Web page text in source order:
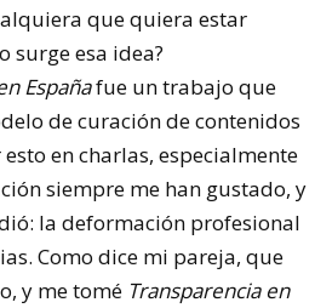
que quiera estar
surge esa idea?
Españafue un trabajo que
de curación de contenidos
en charlas, especialmente
siempre me han gustado, y
la deformación profesional
Como dice mi pareja, que
y me tomé Transparencia en